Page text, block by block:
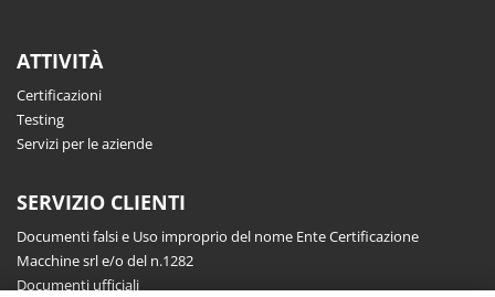
ATTIVITÀ
Certificazioni
Testing
Servizi per le aziende
SERVIZIO CLIENTI
Documenti falsi e Uso improprio del nome Ente Certificazione
Macchine srl e/o del n.1282
Documenti ufficiali